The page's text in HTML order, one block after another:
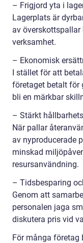
– Frigjord yta i
Lagerplats är
av
verksamhet.
– Ekonomisk
I stället för att
företaget betalt för
bli en märkbar
– Stärkt
När pallar
av nyproducerade
minskad
resursanvändning.
– Tidsbesparing
Genom att
personalen jaga
diskutera pris vid
För många företag